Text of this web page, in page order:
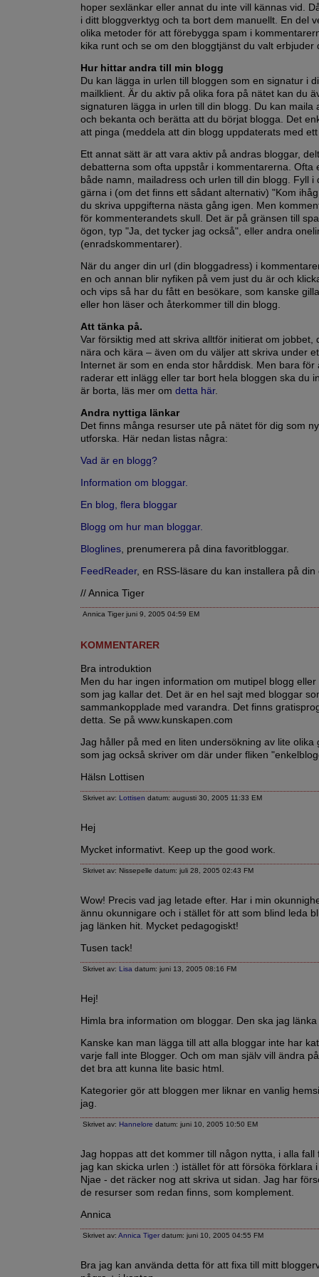
hoper sexlänkar eller annat du inte vill kännas vid.
i ditt bloggverktyg och ta bort dem manuellt. En del
olika metoder för att förebygga spam i
kika runt och se om den bloggtjänst du valt erbjuder
Hur hittar andra till min blogg
Du kan lägga in urlen till bloggen som en signatur i
mailklient. Är du aktiv på olika fora på nätet kan du
signaturen lägga in urlen till din blogg. Du kan maila
och bekanta och berätta att du börjat blogga. Det
att pinga (meddela att din blogg uppdaterats med
Ett annat sätt är att vara aktiv på andras bloggar,
debatterna som ofta uppstår i kommentarerna. Ofta
både namn, mailadress och urlen till din blogg. Fyll i
gärna i (om det finns ett sådant alternativ) "Kom
du skriva uppgifterna nästa gång igen. Men
för kommenterandets skull. Det är på gränsen till
ögon, typ "Ja, det tycker jag också", eller andra
(enradskommentarer).
När du anger din url (din bloggadress) i
en och annan blir nyfiken på vem just du är och
och vips så har du fått en besökare, som kanske
eller hon läser och återkommer till din blogg.
Att tänka på.
Var försiktig med att skriva alltför initierat om jobbet,
nära och kära – även om du väljer att skriva under
Internet är som en enda stor hårddisk. Men bara för
raderar ett inlägg eller tar bort hela bloggen ska du
är borta, läs mer om detta här.
Andra nyttiga länkar
Det finns många resurser ute på nätet för dig som
utforska. Här nedan listas några:
Vad är en blogg?
Information om bloggar.
En blog, flera bloggar
Blogg om hur man bloggar.
Bloglines, prenumerera på dina favoritbloggar.
FeedReader, en RSS-läsare du kan installera på din
// Annica Tiger
Annica Tiger juni 9, 2005 04:59 EM
KOMMENTARER
Bra introduktion
Men du har ingen information om mutipel blogg eller
som jag kallar det. Det är en hel sajt med bloggar
sammankopplade med varandra. Det finns
detta. Se på www.kunskapen.com
Jag håller på med en liten undersökning av lite olika
som jag också skriver om där under fliken
Hälsn Lottisen
Skrivet av: Lottisen datum: augusti 30, 2005 11:33 EM
Hej
Mycket informativt. Keep up the good work.
Skrivet av: Nissepelle datum: juli 28, 2005 02:43 FM
Wow! Precis vad jag letade efter. Har i min
ännu okunnigare och i stället för att som blind leda
jag länken hit. Mycket pedagogiskt!
Tusen tack!
Skrivet av: Lisa datum: juni 13, 2005 08:16 FM
Hej!
Himla bra information om bloggar. Den ska jag länka
Kanske kan man lägga till att alla bloggar inte har
varje fall inte Blogger. Och om man själv vill ändra
det bra att kunna lite basic html.
Kategorier gör att bloggen mer liknar en vanlig
jag.
Skrivet av: Hannelore datum: juni 10, 2005 10:50 EM
Jag hoppas att det kommer till någon nytta, i alla fall
jag kan skicka urlen :) istället för att försöka förklara
Njae - det räcker nog att skriva ut sidan. Jag har
de resurser som redan finns, som komplement.
Annica
Skrivet av: Annica Tiger datum: juni 10, 2005 04:55 FM
Bra jag kan använda detta för att fixa till mitt